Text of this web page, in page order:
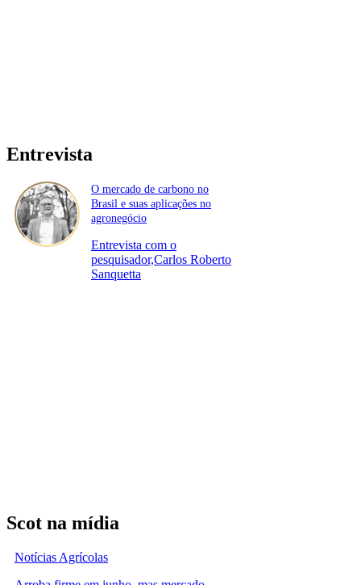
Entrevista
O mercado de carbono no
Brasil e suas aplicações no
agronegócio
Entrevista com o
pesquisador,Carlos Roberto
Sanquetta
Scot na mídia
Notícias Agrícolas